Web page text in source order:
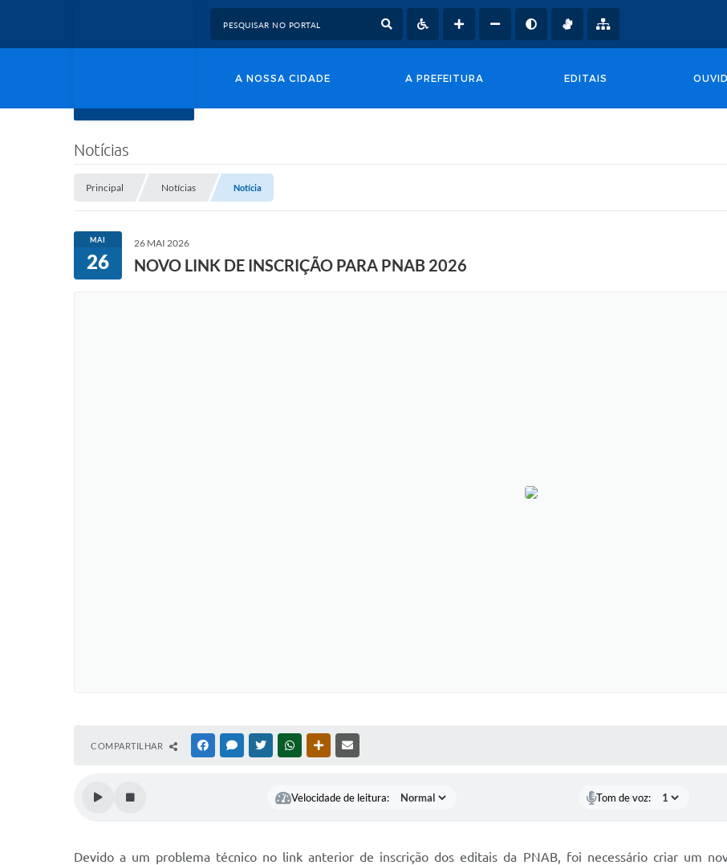
A NOSSA CIDADE A PREFEITURA EDITAIS
Notícias
Principal Notícias Notícia
MAI
26
26 MAI 2026
NOVO LINK DE INSCRIÇÃO PARA PNAB 2026
COMPARTILHAR FACEBOOKMESSENGER
TWITTERWHATSAPPOUTRAS MÍDIAS
Velocidade de leitura: Tom de voz:
Devido a um problema técnico no link anterior de inscrição dos editais da PNAB, foi necessário criar um